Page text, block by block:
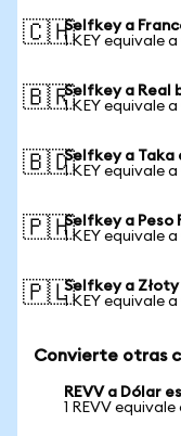
🇨🇭Selfkey a
1 KEY equivale
🇧🇷Selfkey a Real
1 KEY equivale
🇧🇩Selfkey a Taka
1 KEY equivale
🇵🇭Selfkey a Peso
1 KEY equivale
🇵🇱Selfkey a
1 KEY equivale
Convierte otras
REVV a Dólar
1 REVV